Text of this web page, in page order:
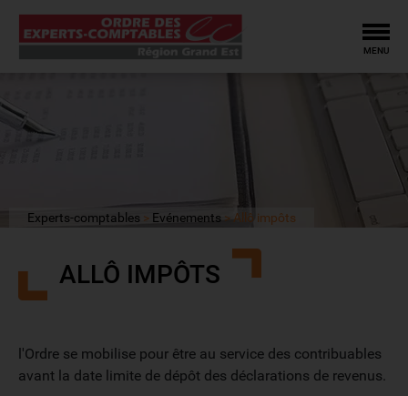
MENU
Experts-comptables Evénements Allô impôts
ALLÔ IMPÔTS
l'Ordre se mobilise pour être au service des contribuables
avant la date limite de dépôt des déclarations de revenus.